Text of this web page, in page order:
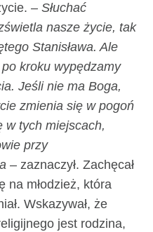
– Słuchać
nasze życie, tak
Stanisława. Ale
kroku wypędzamy
Jeśli nie ma Boga,
zmienia się w pogoń
w tych miejscach,
przy
– zaznaczył. Zachęcał
na młodzież, która
Wskazywał, że
jest rodzina,